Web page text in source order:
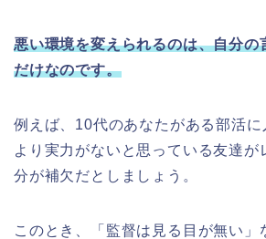
悪い環境を変えられるのは、自分の
だけなのです。
例えば、10代のあなたがある部活に
より実力がないと思っている友達が
分が補欠だとしましょう。
このとき、「監督は見る目が無い」